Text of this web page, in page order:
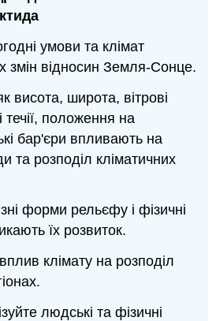
умови та клімат
змін відносин Земля-Сонце.
висота, широта, вітрові
течії, положення на
бар'єри впливають на
та розподіл кліматичних
форми рельєфу і фізичні
їх розвиток.
клімату на розподіл
людські та фізичні